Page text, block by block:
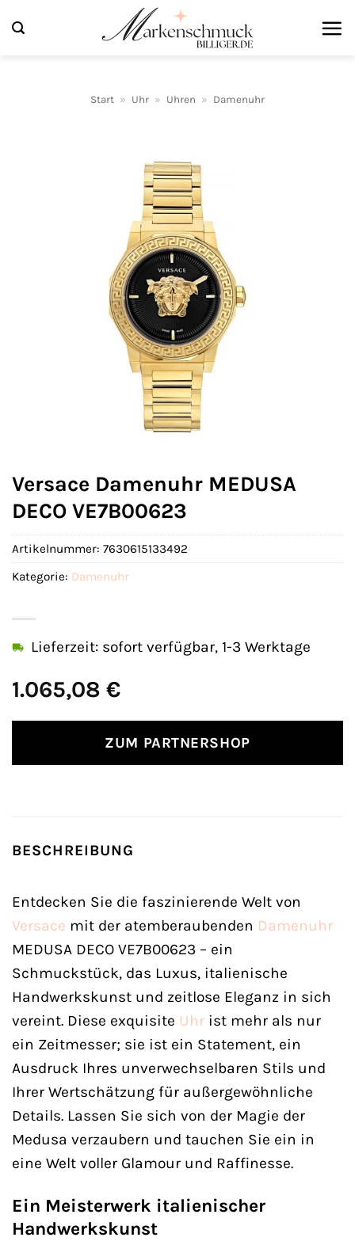
Inhalt
Start » Uhr » Uhren » Damenuhr
Versace Damenuhr MEDUSA
DECO VE7B00623
1.065,08 €
Lieferzeit: sofort verfügbar, 1-3 Werktage
ZUM PARTNERSHOP
Artikelnummer: 7630615133492
Kategorie: Damenuhr
BESCHREIBUNG
Entdecken Sie die faszinierende Welt von
Versace mit der atemberaubenden Damenuhr
MEDUSA DECO VE7B00623 – ein
Schmuckstück, das Luxus, italienische
Handwerkskunst und zeitlose Eleganz in sich
vereint. Diese exquisite Uhr ist mehr als nur
ein Zeitmesser; sie ist ein Statement, ein
Ausdruck Ihres unverwechselbaren Stils und
Ihrer Wertschätzung für außergewöhnliche
Details. Lassen Sie sich von der Magie der
Medusa verzaubern und tauchen Sie ein in
eine Welt voller Glamour und Raffinesse.
Ein Meisterwerk italienischer
Handwerkskunst